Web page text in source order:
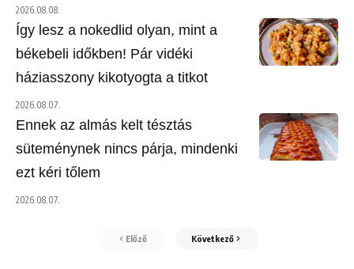
2026.08.08.
Így lesz a nokedlid olyan, mint a
békebeli időkben! Pár vidéki
háziasszony kikotyogta a titkot
2026.08.07.
Ennek az almás kelt tésztás
süteménynek nincs párja, mindenki
ezt kéri tőlem
2026.08.07.
Előző Következő